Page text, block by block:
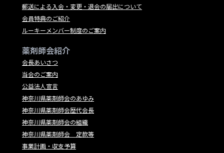
郵送による入会・変更・退会の届出について
会員特典のご紹介
ルーキーメンバー制度のご案内
薬剤師会紹介
会長あいさつ
当会のご案内
公益法人宣言
神奈川県薬剤師会のあゆみ
神奈川県薬剤師会歴代会長
神奈川県薬剤師会の組織
神奈川県薬剤師会 定款等
事業計画・収支予算